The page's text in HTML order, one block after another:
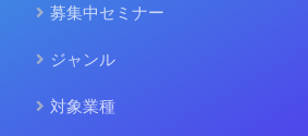
募集中セミナー
ジャンル
対象業種